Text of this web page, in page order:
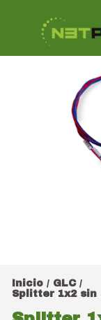
Inicio / GLC /
Splitter 1x2 sin